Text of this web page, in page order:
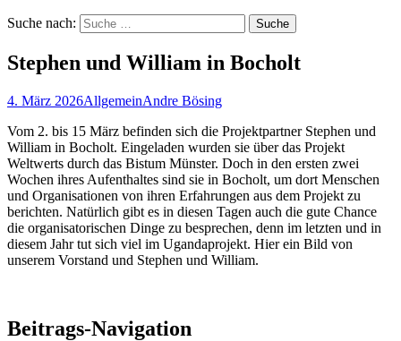
Suche nach:
Stephen und William in Bocholt
4. März 2026AllgemeinAndre Bösing
Vom 2. bis 15 März befinden sich die Projektpartner Stephen und
William in Bocholt. Eingeladen wurden sie über das Projekt
Weltwerts durch das Bistum Münster. Doch in den ersten zwei
Wochen ihres Aufenthaltes sind sie in Bocholt, um dort Menschen
und Organisationen von ihren Erfahrungen aus dem Projekt zu
berichten. Natürlich gibt es in diesen Tagen auch die gute Chance
die organisatorischen Dinge zu besprechen, denn im letzten und in
diesem Jahr tut sich viel im Ugandaprojekt. Hier ein Bild von
unserem Vorstand und Stephen und William.
Beitrags-Navigation